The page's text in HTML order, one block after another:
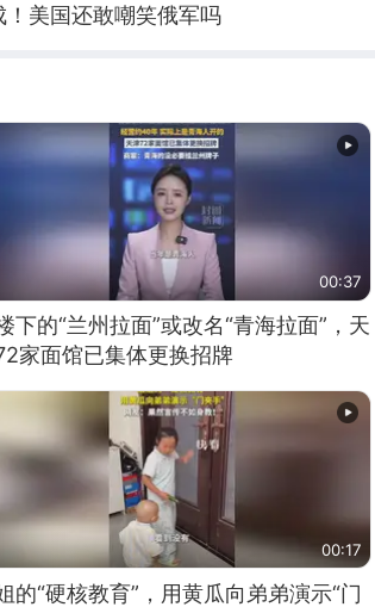
！美国还敢嘲笑俄军吗
00:37
下的“兰州拉面”或改名“青海拉面”，天
家面馆已集体更换招牌
00:17
的“硬核教育”，用黄瓜向弟弟演示“门